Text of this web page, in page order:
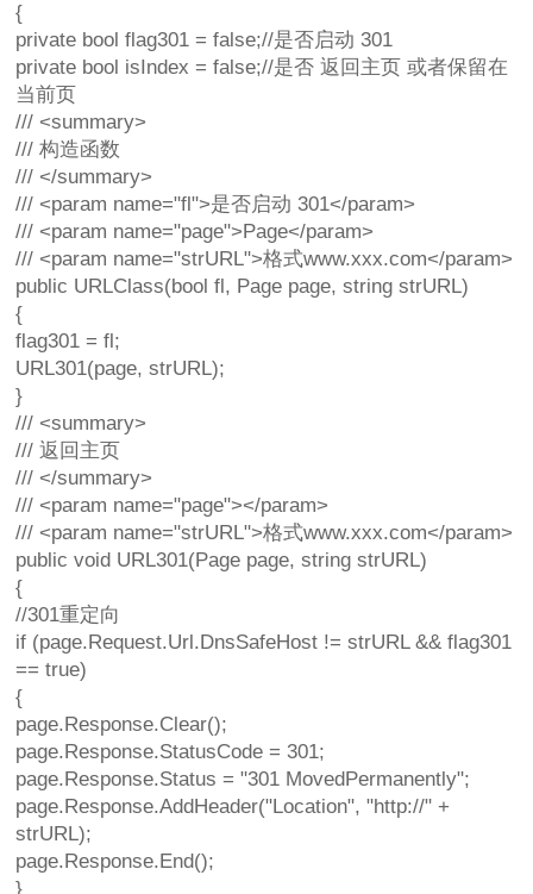
{
private bool flag301 = false;//是否启动 301
private bool isIndex = false;//是否 返回主页 或者保留在
当前页
/// <summary>
/// 构造函数
/// </summary>
/// <param name="fl">是否启动 301</param>
/// <param name="page">Page</param>
/// <param name="strURL">格式www.xxx.com</param>
public URLClass(bool fl, Page page, string strURL)
{
flag301 = fl;
URL301(page, strURL);
}
/// <summary>
/// 返回主页
/// </summary>
/// <param name="page"></param>
/// <param name="strURL">格式www.xxx.com</param>
public void URL301(Page page, string strURL)
{
//301重定向
if (page.Request.Url.DnsSafeHost != strURL && flag301
== true)
{
page.Response.Clear();
page.Response.StatusCode = 301;
page.Response.Status = "301 MovedPermanently";
page.Response.AddHeader("Location", "http://" +
strURL);
page.Response.End();
}